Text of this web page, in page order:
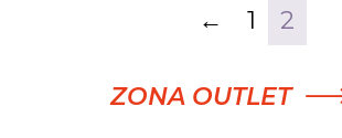
← 1 2
ZONA OUTLET